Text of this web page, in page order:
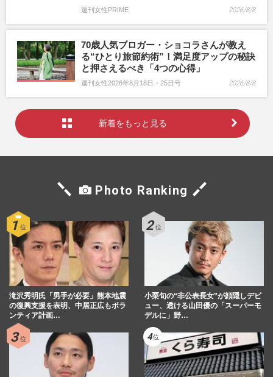
週刊女性PRIME 2026/8/8
70歳人気ブロガー・ショコラさんが教え
る“ひとり旅節約術”！満足度アップの秘訣
と押さえるべき「4つの心得」
週刊女性2026年8月18日・25日号 2026/8/8
新着をもっと見る
Photo Ranking
滝沢秀明氏「男手が必要」熊本地震
の復興支援を表明、中居正広もボラ
ンティア計画…
小栗旬の“非公表長女”が顔隠しデビ
ュー、透ける山田優の「スーパーモ
デルに」野…